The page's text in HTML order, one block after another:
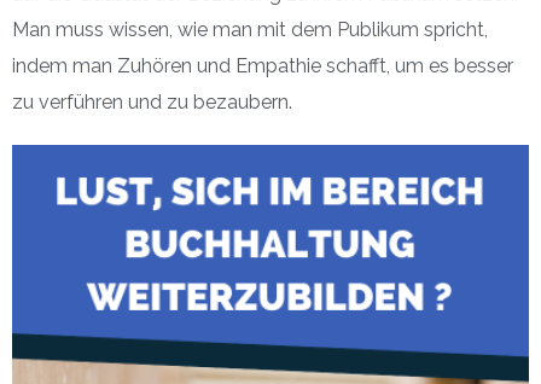
Man muss wissen, wie man mit dem Publikum spricht,
indem man Zuhören und Empathie schafft, um es besser
zu verführen und zu bezaubern.